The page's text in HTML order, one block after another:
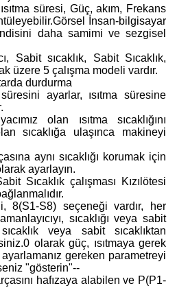
süresi, Güç, akım, Frekans
İnsan-bilgisayar
daha samimi ve sezgisel
Sabit sıcaklık, Sabit Sıcaklık,
üzere 5 çalışma modeli vardır.
durdurma
süresini ayarlar, ısıtma süresine
olan ısıtma sıcaklığını
sıcaklığa ulaşınca makineyi
aynı sıcaklığı korumak için
ayarlayın.
Sıcaklık çalışması Kızılötesi
8(S1-S8) seçeneği vardır, her
sıcaklığı veya sabit
veya sabit sıcaklıktan
olarak güç, ısıtmaya gerek
ayarlamanız gereken parametreyi
"gösterin"--
hafızaya alabilen ve P(P1-